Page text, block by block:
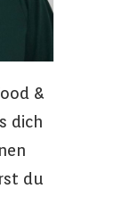
&
dich
du